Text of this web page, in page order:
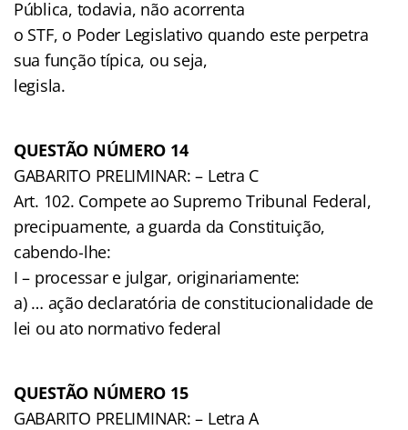
Pública, todavia, não acorrenta
o STF, o Poder Legislativo quando este perpetra
sua função típica, ou seja,
legisla.
QUESTÃO NÚMERO 14
GABARITO PRELIMINAR: – Letra C
Art. 102. Compete ao Supremo Tribunal Federal,
precipuamente, a guarda da Constituição,
cabendo-lhe:
I – processar e julgar, originariamente:
a) … ação declaratória de constitucionalidade de
lei ou ato normativo federal
QUESTÃO NÚMERO 15
GABARITO PRELIMINAR: – Letra A